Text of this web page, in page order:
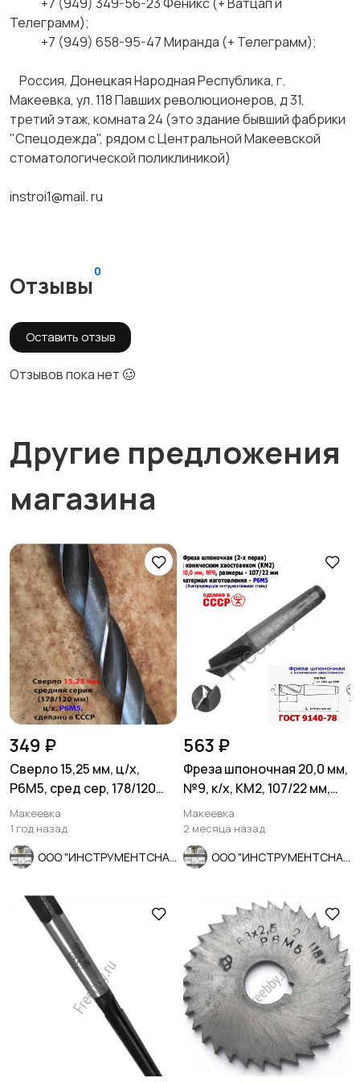
Телеграмм);
+7 (949) 658-95-47 Миранда (+ Телеграмм);
Россия, Донецкая Народная Республика, г.
Макеевка, ул. 118 Павших революционеров, д 31,
третий этаж, комната 24 (это здание бывший фабрики
"Спецодежда", рядом с Центральной Макеевской
стоматологической поликлиникой)
instroi1@mail. ru
Отзывы
0
Оставить отзыв
Отзывов пока нет 🥴
Другие предложения
магазина
349 ₽
Сверло 15,25 мм, ц/х,
Р6М5, сред сер, 178/120
мм, В1, 2300-0231, СССР.
Макеевка
1 год назад
563 ₽
Фреза шпоночная 20,0 мм,
№9, к/х, КМ2, 107/22 мм,
2235-0055, СССР.
Макеевка
2 месяца назад